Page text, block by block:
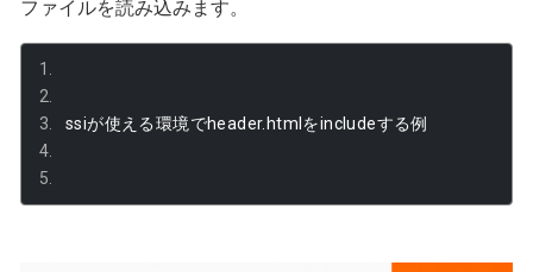
ファイルを読み込みます。
ssiが使える環境でheader. html をincludeする例